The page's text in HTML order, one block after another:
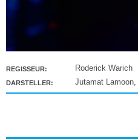
REGISSEUR: Roderick Warich
DARSTELLER: Jutamat Lamoon,